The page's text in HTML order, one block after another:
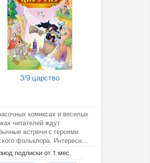
3/9 царство
комиксах и веселых
читателей ждут
встречи с героями
фольклора. Интересные
головоломки,
подписки от 1 мес.